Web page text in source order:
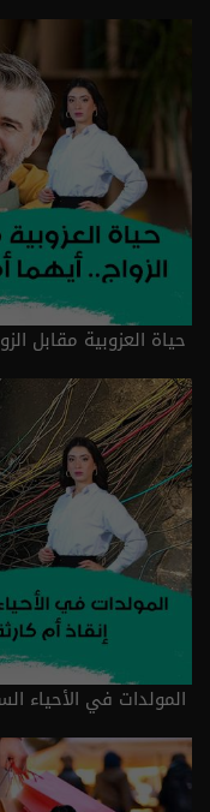
3
الموسم 3